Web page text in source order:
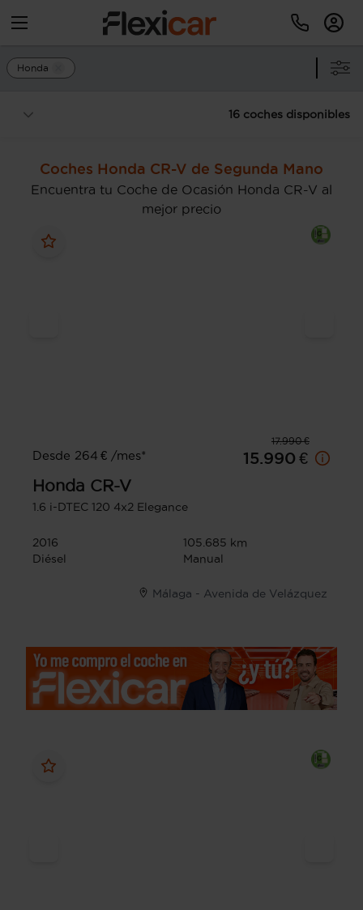
Honda
16 coches disponibles
Coches Honda CR-V de Segunda Mano
Encuentra tu Coche de Ocasión Honda CR-V al
mejor precio
17.990 €
Desde 264 € /mes*
15.990 €
Honda CR-V
1.6 i-DTEC 120 4x2 Elegance
2016
105.685 km
Diésel
Manual
Málaga - Avenida de Velázquez